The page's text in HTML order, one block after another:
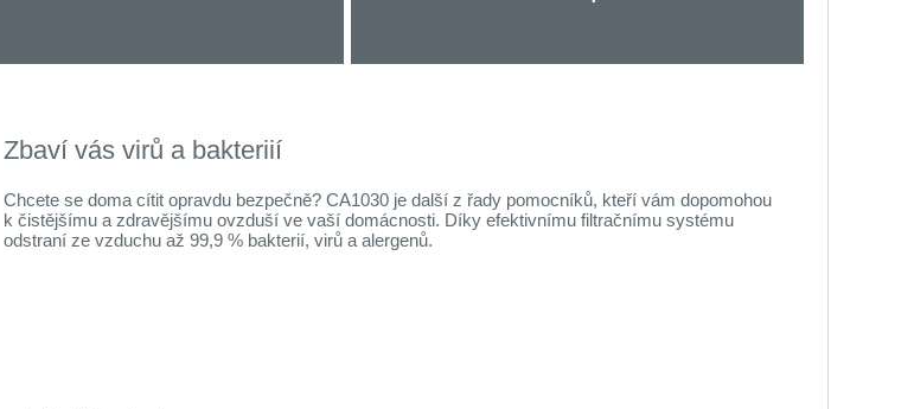
Zbaví vás virů a bakteriií
Chcete se doma cítit opravdu bezpečně? CA1030 je další z řady pomocníků, kteří vám dopomohou
k čistějšímu a zdravějšímu ovzduší ve vaší domácnosti. Díky efektivnímu filtračnímu systému
odstraní ze vzduchu až 99,9 % bakterií, virů a alergenů.